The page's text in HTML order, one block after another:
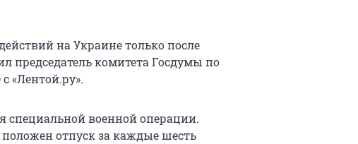
на Украине только после
председатель комитета Госдумы по
«Лентой.ру».
специальной военной операции.
отпуск за каждые шесть